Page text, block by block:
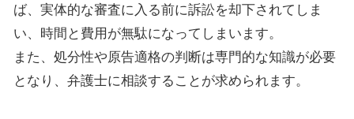
ば、実体的な審査に入る前に訴訟を却下されてしま
い、時間と費用が無駄になってしまいます。
また、処分性や原告適格の判断は専門的な知識が必要
となり、弁護士に相談することが求められます。